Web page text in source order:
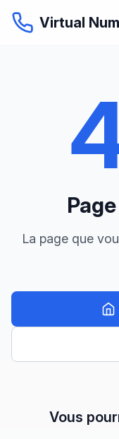
Virtual
La page que
Vous